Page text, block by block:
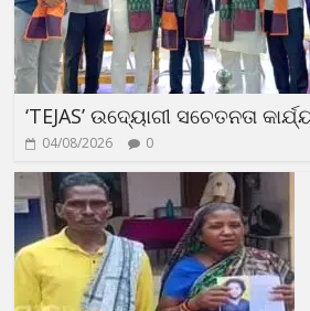
‘TEJAS’ ଉଦ୍ୟୋଗୀ ସଚେତନତା
04/08/2026 0